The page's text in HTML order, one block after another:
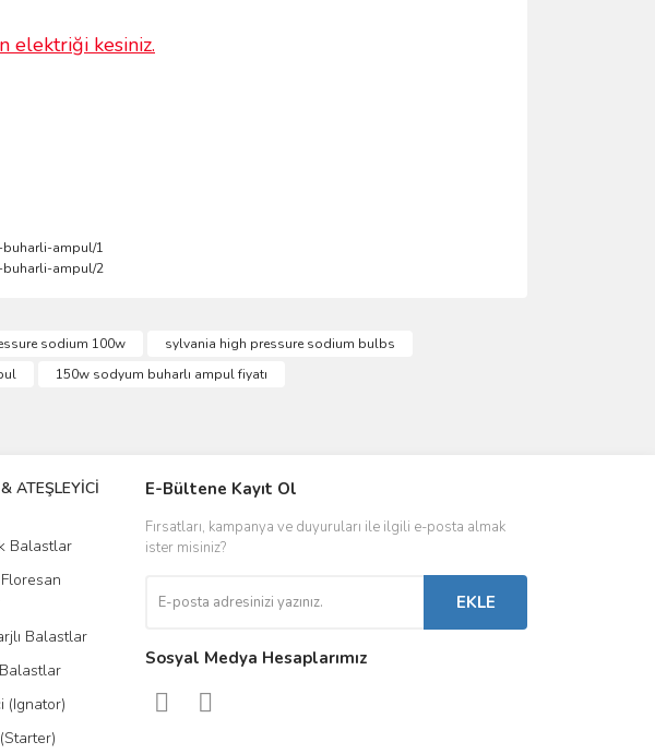
elektriği kesiniz.
sodium 100w
sylvania high pressure sodium bulbs
150w sodyum buharlı ampul fiyatı
ATEŞLEYİCİ
Balastlar
Balastlar
(Ignator)
DRIVER & TRAFO
Led Driverlar
Kontaktörler
Sigorta & Otomatlar
E-Bültene Kayıt Ol
Fırsatları, kampanya ve duyuruları ile ilgili e-posta almak
ister misiniz?
EKLE
Sosyal Medya Hesaplarımız